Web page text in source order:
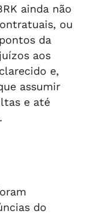
ainda não
ou
da
aos
e,
assumir
e até
do